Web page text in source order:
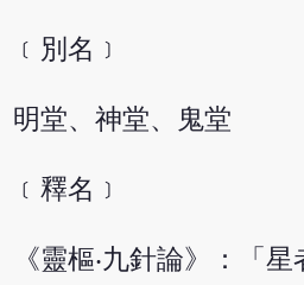
﹝別名﹞
明堂、神堂、鬼堂
﹝釋名﹞
《靈樞‧九針論》：「